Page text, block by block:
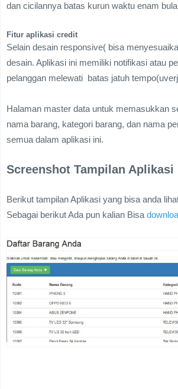
dan cicilannya batas kurun waktu enam
Fitur aplikasi credit
Selain desain responsive( bisa
desain. Aplikasi ini memiliki notifikasi atau
pelanggan melewati batas jatuh
Halaman master data untuk memasukkan
nama barang, kategori barang, dan nama
semua dalam aplikasi ini.
Screenshot Tampilan Aplikasi
Berikut tampilan Aplikasi yang bisa anda
Sebagai berikut Ada pun kalian Bisa